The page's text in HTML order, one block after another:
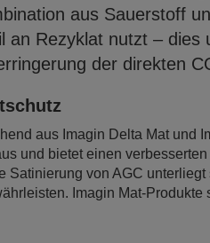
aus Sauerstoff
an Rezyklat nutzt – dies
der direkten
aus Imagin Delta Mat und
und bietet einen
Satinierung von AGC
Imagin Mat-